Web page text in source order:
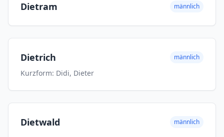
Dietram männlich
Dietrich männlich
Kurzform: Didi, Dieter
Dietwald männlich